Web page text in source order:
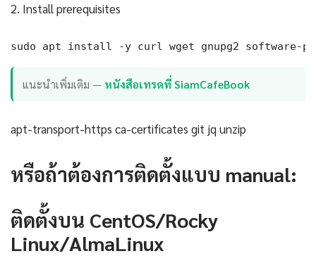
2. Install prerequisites
sudo apt install -y curl wget gnupg2 software-
แนะนำเพิ่มเติม — หนังสือเทรดที่ SiamCafeBook
apt-transport-https ca-certificates git jq unzip
หรือถ้าต้องการติดตั้งแบบ manual:
ติดตั้งบน CentOS/Rocky
Linux/AlmaLinux